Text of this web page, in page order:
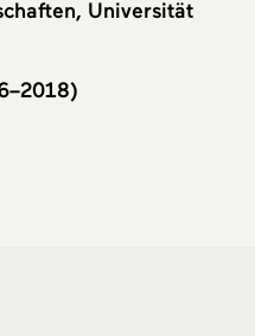
Universität